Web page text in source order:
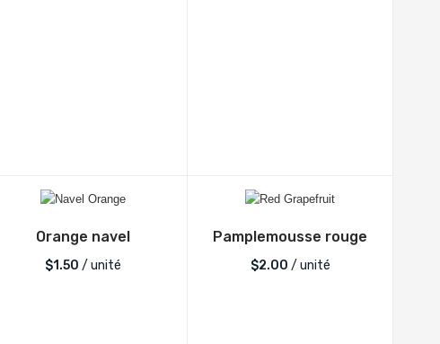
Orange navel
$1.50 / unité
Pamplemousse rouge
$2.00 / unité